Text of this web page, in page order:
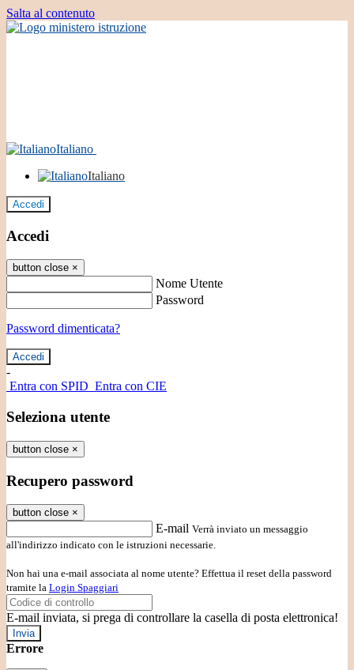
Salta al contenuto
Italiano
Italiano
Accedi
Accedi
button close ×
Nome Utente
Password
Password dimenticata?
-
Entra con SPID Entra con CIE
Seleziona utente
button close ×
Recupero password
button close ×
E-mail Verrà inviato un messaggio
all'indirizzo indicato con le istruzioni necessarie.
Non hai una e-mail associata al nome utente? Effettua il reset della password
tramite la Login Spaggiari
E-mail inviata, si prega di controllare la casella di posta elettronica!
Errore